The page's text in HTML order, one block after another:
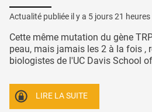
Actualité publiée il y a 5 jours 21 heures
Cette même mutation du gène
peau, mais jamais les 2 à la fois ,
biologistes de l'UC Davis School
LIRE LA SUITE